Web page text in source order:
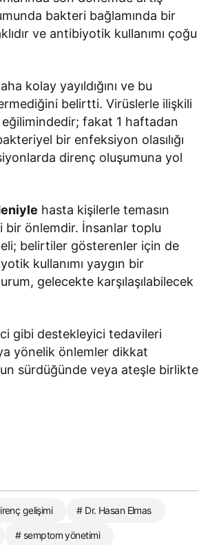
bakteri bağlamında bir
ve antibiyotik kullanımı çoğu
kolay yayıldığını ve bu
belirtti. Virüslerle ilişkili
fakat 1 haftadan
bir enfeksiyon olasılığı
direnç oluşumuna yol
hasta kişilerle temasın
bir önlemdir. İnsanlar toplu
belirtiler gösterenler için de
kullanımı yaygın bir
gelecekte karşılaşılabilecek
gibi destekleyici tedavileri
yönelik önlemler dikkat
sürdüğünde veya ateşle birlikte
gelişimi # Dr. Hasan Elmas
# semptom yönetimi